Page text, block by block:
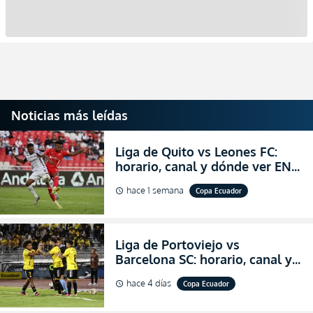
Noticias más leídas
Liga de Quito vs Leones FC:
horario, canal y dónde ver EN
VIVO los octavos de final de la
Copa Ecuador 2026
schedule hace 1 semana Copa Ecuador
Liga de Portoviejo vs
Barcelona SC: horario, canal y
dónde ver EN VIVO los octavos
de final de la Copa Ecuador
schedule hace 4 días Copa Ecuador